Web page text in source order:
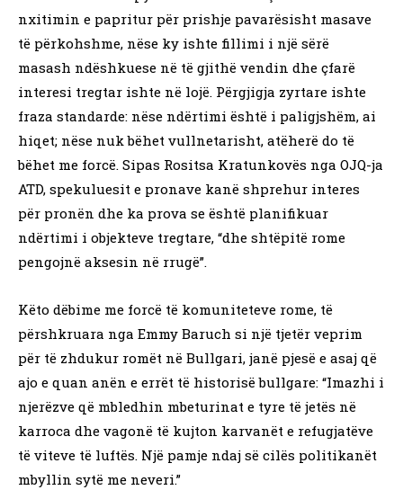
nxitimin e papritur për prishje pavarësisht masave
të përkohshme, nëse ky ishte fillimi i një sërë
masash ndëshkuese në të gjithë vendin dhe çfarë
interesi tregtar ishte në lojë. Përgjigja zyrtare ishte
fraza standarde: nëse ndërtimi është i paligjshëm, ai
hiqet; nëse nuk bëhet vullnetarisht, atëherë do të
bëhet me forcë. Sipas Rositsa Kratunkovës nga OJQ-ja
ATD, spekuluesit e pronave kanë shprehur interes
për pronën dhe ka prova se është planifikuar
ndërtimi i objekteve tregtare, “dhe shtëpitë rome
pengojnë aksesin në rrugë”.
Këto dëbime me forcë të komuniteteve rome, të
përshkruara nga Emmy Baruch si një tjetër veprim
për të zhdukur romët në Bullgari, janë pjesë e asaj që
ajo e quan anën e errët të historisë bullgare: “Imazhi i
njerëzve që mbledhin mbeturinat e tyre të jetës në
karroca dhe vagonë ​​të kujton karvanët e refugjatëve
të viteve të luftës. Një pamje ndaj së cilës politikanët
mbyllin sytë me neveri.”